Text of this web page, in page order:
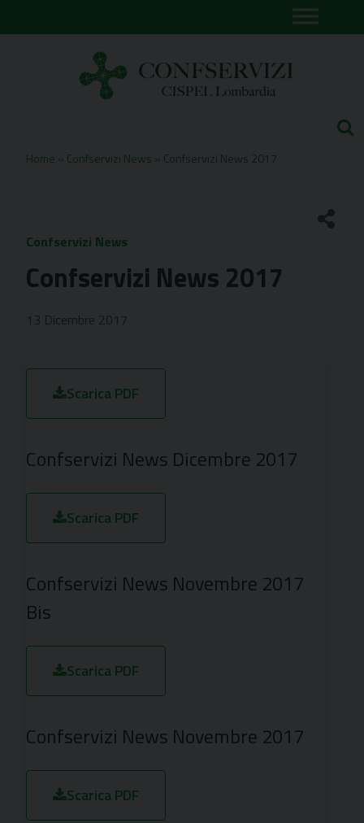
to
Home Confservizi News Confservizi News 2017
Confservizi News
Confservizi News 2017
13 Dicembre 2017
Scarica PDF
Confservizi News Dicembre 2017
Scarica PDF
Confservizi News Novembre 2017
Bis
Scarica PDF
Confservizi News Novembre 2017
Scarica PDF